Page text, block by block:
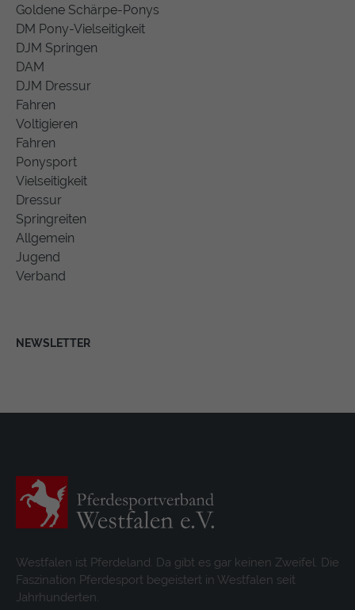
Goldene Schärpe-Ponys
DM Pony-Vielseitigkeit
DJM Springen
DAM
DJM Dressur
Fahren
Voltigieren
Fahren
Ponysport
Vielseitigkeit
Dressur
Springreiten
Allgemein
Jugend
Verband
NEWSLETTER
Westfalen ist Pferdeland. Da gibt es gar keinen Zweifel. Die
Faszination Pferdesport begeistert in Westfalen seit
Jahrhunderten.